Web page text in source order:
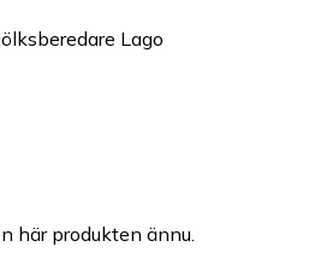
Lago
här produkten ännu.